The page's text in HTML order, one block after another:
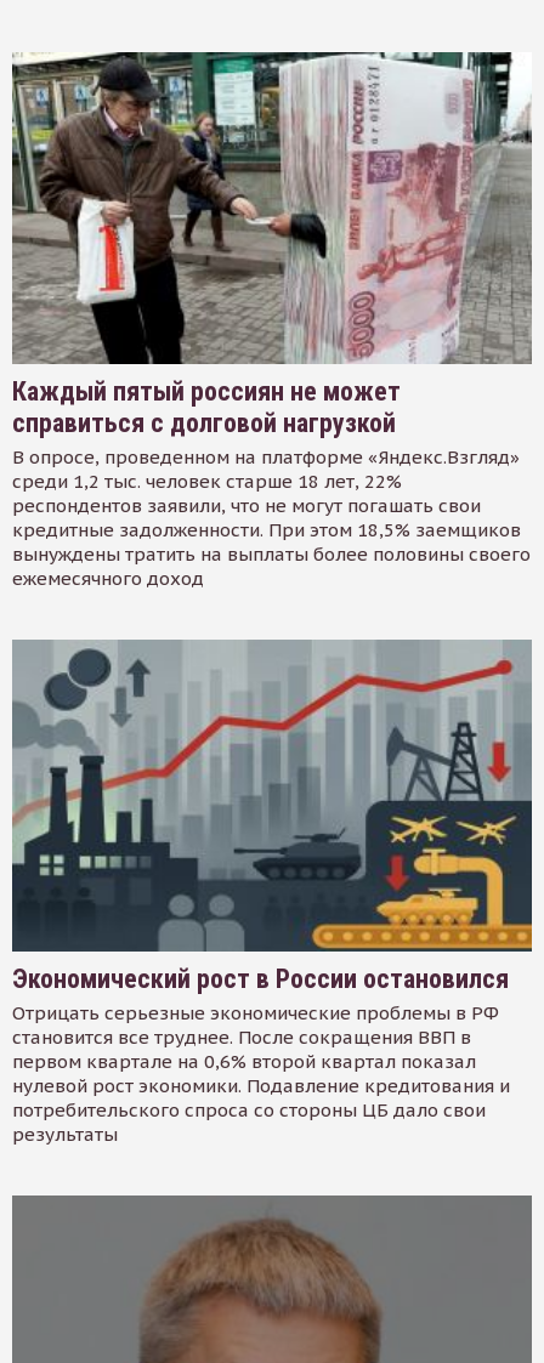
Каждый пятый россиян не может
справиться с долговой нагрузкой
В опросе, проведенном на платформе «Яндекс.Взгляд»
среди 1,2 тыс. человек старше 18 лет, 22%
респондентов заявили, что не могут погашать свои
кредитные задолженности. При этом 18,5% заемщиков
вынуждены тратить на выплаты более половины своего
ежемесячного доход
Экономический рост в России остановился
Отрицать серьезные экономические проблемы в РФ
становится все труднее. После сокращения ВВП в
первом квартале на 0,6% второй квартал показал
нулевой рост экономики. Подавление кредитования и
потребительского спроса со стороны ЦБ дало свои
результаты